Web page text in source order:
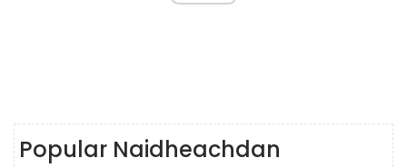
Popular Naidheachdan